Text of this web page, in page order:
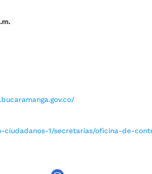
ciudadanos-1/secretarias/oficina-de-